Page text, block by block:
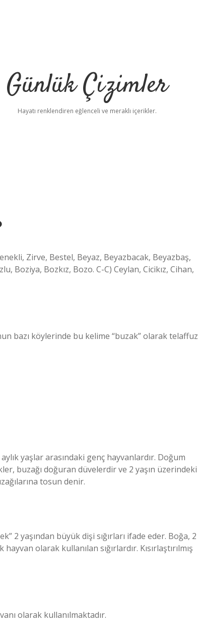
Günlük Çizimler
Hayatı renklendiren eğlenceli ve meraklı içerikler.
Zirve, Bestel, Beyaz, Beyazbacak, Beyazbaş,
Boziya, Bozkız, Bozo. C-C) Ceylan, Cicikız, Cihan,
bazı köylerinde bu kelime “buzak” olarak telaffuz
yaşlar arasındaki genç hayvanlardır. Doğum
buzağı doğuran düvelerdir ve 2 yaşın üzerindeki
tosun denir.
2 yaşından büyük dişi sığırları ifade eder. Boğa, 2
olarak kullanılan sığırlardır. Kısırlaştırılmış
olarak kullanılmaktadır.